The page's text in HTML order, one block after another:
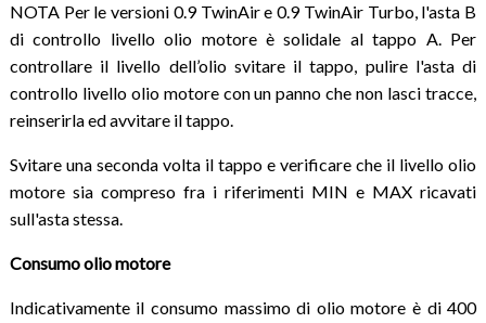
NOTA Per le versioni 0.9 TwinAir e 0.9 TwinAir Turbo, l'asta B
di controllo livello olio motore è solidale al tappo A. Per
controllare il livello dell’olio svitare il tappo, pulire l'asta di
controllo livello olio motore con un panno che non lasci tracce,
reinserirla ed avvitare il tappo.
Svitare una seconda volta il tappo e verificare che il livello olio
motore sia compreso fra i riferimenti MIN e MAX ricavati
sull'asta stessa.
Consumo olio motore
Indicativamente il consumo massimo di olio motore è di 400